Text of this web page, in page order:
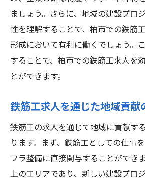
ましょう。さらに、地域の建設プロ
性を理解することで、柏市での鉄筋
形成において有利に働くでしょう。
することで、柏市での鉄筋工求人を
とができます。
鉄筋工求人を通じた地域貢献
鉄筋工の求人を通じて地域に貢献す
ります。まず、鉄筋工としての仕事
フラ整備に直接関与することができ
上のエリアであり、新しい建設プロ